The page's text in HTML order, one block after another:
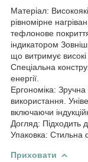
Матеріал:
рівномірне
тефлонове
індикатором
що витримує
Спеціальна
енергії.
Ергономіка:
використання.
включаючи
Догляд: Підходить
Упаковка: Стильна
Приховати